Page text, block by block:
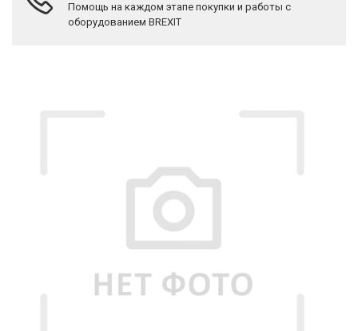
Помощь на каждом этапе покупки и работы с
оборудованием BREXIT